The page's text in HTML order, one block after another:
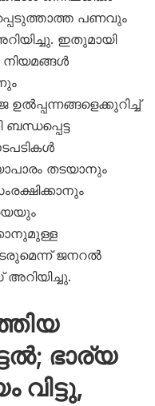
പണവും
ഇതുമായി
നിയമങ്ങൾ
ഉൽപ്പന്നങ്ങളെക്കുറിച്ച്
ബന്ധപ്പെട്ട
തടയാനും
ജനറൽ
ഭാര്യ
വിട്ടു,